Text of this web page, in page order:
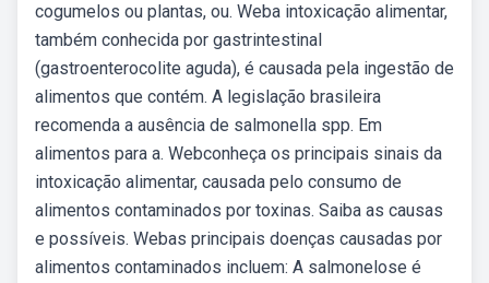
cogumelos ou plantas, ou. Weba intoxicação alimentar,
também conhecida por gastrintestinal
(gastroenterocolite aguda), é causada pela ingestão de
alimentos que contém. A legislação brasileira
recomenda a ausência de salmonella spp. Em
alimentos para a. Webconheça os principais sinais da
intoxicação alimentar, causada pelo consumo de
alimentos contaminados por toxinas. Saiba as causas
e possíveis. Webas principais doenças causadas por
alimentos contaminados incluem: A salmonelose é